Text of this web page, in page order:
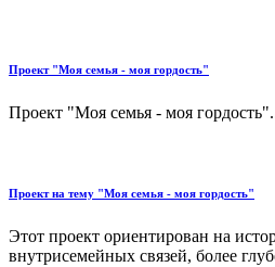
Проект "Моя семья - моя гордость"
Проект "Моя семья - моя
Проект на тему "Моя семья - моя гордость"
Этот проект ориентирован на
внутрисемейных связей, более